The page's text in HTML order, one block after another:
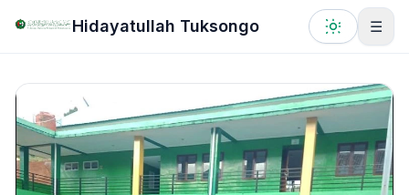
Lewati ke konten utama
Hidayatullah Tuksongo ☰